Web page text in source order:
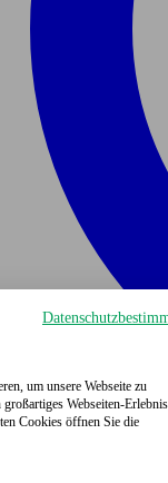
um unsere Webseite zu
Webseiten-
Cookies öffnen Sie die